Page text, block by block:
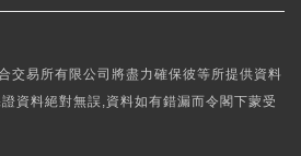
交易所有限公司將盡力確保彼等所提供資料
資料絕對無誤,資料如有錯漏而令閣下蒙受